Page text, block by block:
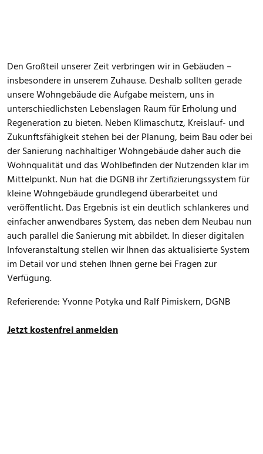
Den Großteil unserer Zeit verbringen wir in Gebäuden –
insbesondere in unserem Zuhause. Deshalb sollten gerade
unsere Wohngebäude die Aufgabe meistern, uns in
unterschiedlichsten Lebenslagen Raum für Erholung und
Regeneration zu bieten. Neben Klimaschutz, Kreislauf- und
Zukunftsfähigkeit stehen bei der Planung, beim Bau oder bei
der Sanierung nachhaltiger Wohngebäude daher auch die
Wohnqualität und das Wohlbefinden der Nutzenden klar im
Mittelpunkt. Nun hat die DGNB ihr Zertifizierungssystem für
kleine Wohngebäude grundlegend überarbeitet und
veröffentlicht. Das Ergebnis ist ein deutlich schlankeres und
einfacher anwendbares System, das neben dem Neubau nun
auch parallel die Sanierung mit abbildet. In dieser digitalen
Infoveranstaltung stellen wir Ihnen das aktualisierte System
im Detail vor und stehen Ihnen gerne bei Fragen zur
Verfügung.
Referierende: Yvonne Potyka und Ralf Pimiskern, DGNB
Jetzt kostenfrei anmelden